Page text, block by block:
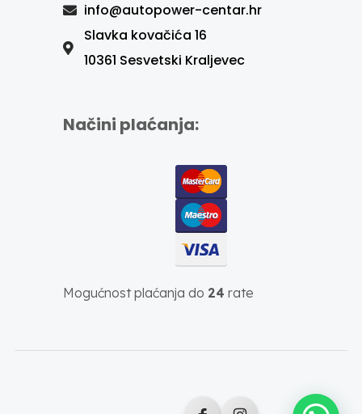
info@autopower-centar.hr
Slavka kovačića 16
10361 Sesvetski Kraljevec
Načini plaćanja:
Mogućnost plaćanja do 24 rate